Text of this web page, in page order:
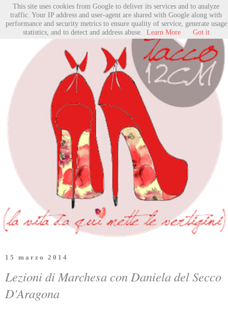
15 marzo 2014
Lezioni di Marchesa con Daniela del Secco
D'Aragona
This site uses cookies from Google to deliver its services and to analyze
traffic. Your IP address and user-agent are shared with Google along with
performance and security metrics to ensure quality of service, generate usage
statistics, and to detect and address abuse.
Learn More Got it